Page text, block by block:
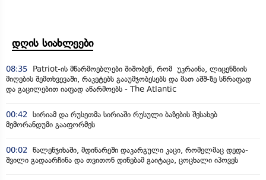
დღის სიახლეები
08:35
Patriot-ის მწარმოებლები შიშობენ, რომ უკრაინა, ლიცენზიის
მიღების შემთხვევაში, რაკეტებს გააუმჯობესებს და მათ აშშ-ზე სწრაფად
და გაცილებით იაფად აწარმოებს - The Atlantic
00:42
სირიამ და რუსეთმა სირიაში რუსული ბაზების შესახებ
მემორანდუმი გააფორმეს
00:02
წალენჯიხაში, მდინარეში დაკარგული კაცი, რომელმაც დედა-
შვილი გადაარჩინა და თვითონ დინებამ გაიტაცა, ცოცხალი იპოვეს